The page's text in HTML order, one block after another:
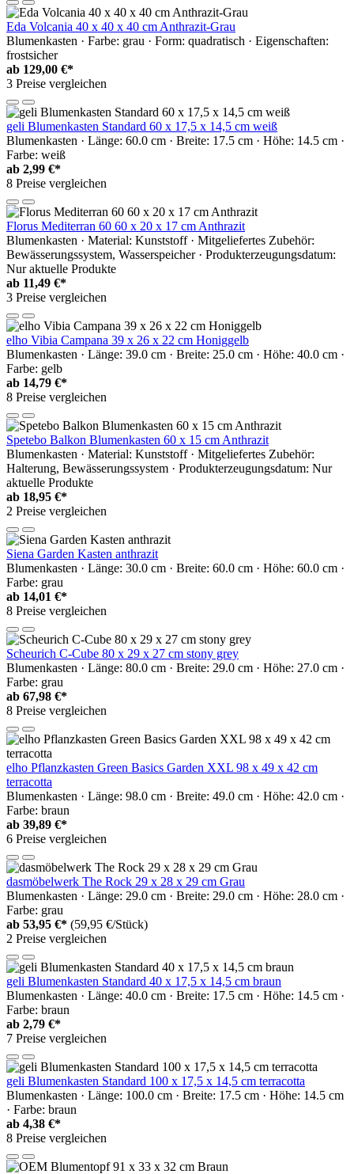
Eda Volcania 40 x 40 x 40 cm Anthrazit-Grau
Blumenkasten · Farbe: grau · Form: quadratisch · Eigenschaften:
frostsicher
ab 129,00 €*
3 Preise vergleichen
geli Blumenkasten Standard 60 x 17,5 x 14,5 cm weiß
Blumenkasten · Länge: 60.0 cm · Breite: 17.5 cm · Höhe: 14.5 cm ·
Farbe: weiß
ab 2,99 €*
8 Preise vergleichen
Florus Mediterran 60 60 x 20 x 17 cm Anthrazit
Blumenkasten · Material: Kunststoff · Mitgeliefertes Zubehör:
Bewässerungssystem, Wasserspeicher · Produkterzeugungsdatum:
Nur aktuelle Produkte
ab 11,49 €*
3 Preise vergleichen
elho Vibia Campana 39 x 26 x 22 cm Honiggelb
Blumenkasten · Länge: 39.0 cm · Breite: 25.0 cm · Höhe: 40.0 cm ·
Farbe: gelb
ab 14,79 €*
8 Preise vergleichen
Spetebo Balkon Blumenkasten 60 x 15 cm Anthrazit
Blumenkasten · Material: Kunststoff · Mitgeliefertes Zubehör:
Halterung, Bewässerungssystem · Produkterzeugungsdatum: Nur
aktuelle Produkte
ab 18,95 €*
2 Preise vergleichen
Siena Garden Kasten anthrazit
Blumenkasten · Länge: 30.0 cm · Breite: 60.0 cm · Höhe: 60.0 cm ·
Farbe: grau
ab 14,01 €*
8 Preise vergleichen
Scheurich C-Cube 80 x 29 x 27 cm stony grey
Blumenkasten · Länge: 80.0 cm · Breite: 29.0 cm · Höhe: 27.0 cm ·
Farbe: grau
ab 67,98 €*
8 Preise vergleichen
elho Pflanzkasten Green Basics Garden XXL 98 x 49 x 42 cm
terracotta
Blumenkasten · Länge: 98.0 cm · Breite: 49.0 cm · Höhe: 42.0 cm ·
Farbe: braun
ab 39,89 €*
6 Preise vergleichen
dasmöbelwerk The Rock 29 x 28 x 29 cm Grau
Blumenkasten · Länge: 29.0 cm · Breite: 29.0 cm · Höhe: 28.0 cm ·
Farbe: grau
ab 53,95 €* (59,95 €/Stück)
2 Preise vergleichen
geli Blumenkasten Standard 40 x 17,5 x 14,5 cm braun
Blumenkasten · Länge: 40.0 cm · Breite: 17.5 cm · Höhe: 14.5 cm ·
Farbe: braun
ab 2,79 €*
7 Preise vergleichen
geli Blumenkasten Standard 100 x 17,5 x 14,5 cm terracotta
Blumenkasten · Länge: 100.0 cm · Breite: 17.5 cm · Höhe: 14.5 cm
· Farbe: braun
ab 4,38 €*
8 Preise vergleichen